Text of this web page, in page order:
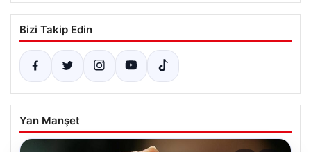
Bizi Takip Edin
Yan Manşet